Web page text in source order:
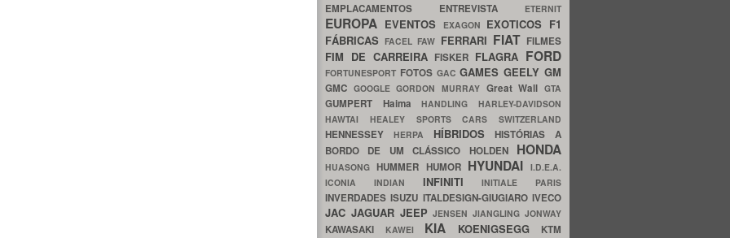
EMPLACAMENTOS ENTREVISTA ETERNIT
EUROPA EVENTOS EXAGON EXOTICOS F1
FÁBRICASFACELFAW FERRARI FIAT FILMES
FIM DE CARREIRA FISKER FLAGRA FORD
FORTUNESPORT FOTOS GACGAMESGEELYGM
GMC GOOGLEGORDON MURRAY Great WallGTA
GUMPERT HaimaHANDLINGHARLEY-DAVIDSON
HAWTAI HEALEY SPORTS CARS SWITZERLAND
HENNESSEY HERPA HÍBRIDOSHISTÓRIAS A
BORDO DE UM CLÁSSICO HOLDEN HONDA
HUASONGHUMMER HUMOR HYUNDAI I.D.E.A.
ICONIA INDIAN INFINITIINITIALE PARIS
INVERDADESISUZU ITALDESIGN-GIUGIAROIVECO
JAC JAGUAR JEEPJENSENJIANGLINGJONWAY
KAWASAKI KAWEI KIA KOENIGSEGG KTM